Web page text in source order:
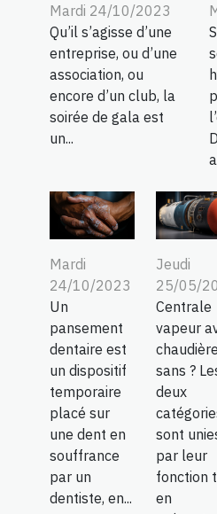
Mardi 24/10/2023
Qu’il s’agisse d’une
entreprise, ou d’une
association, ou
encore d’un club, la
soirée de gala est
un...
Mardi
24/10/2023
Un
pansement
dentaire est
un dispositif
temporaire
placé sur
une dent en
souffrance
par un
dentiste, en...
Jeudi
25/05/
Centrale
vapeur
sans ?
deux
sont
par leur
fonction
en